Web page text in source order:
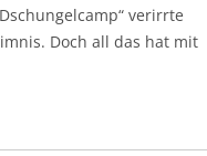
verirrte
Doch all das hat mit